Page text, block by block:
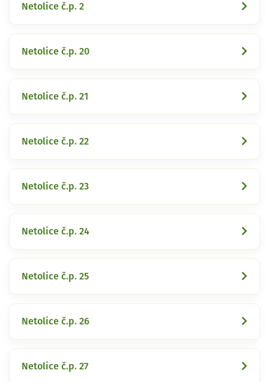
Netolice č.p. 2
Netolice č.p. 20
Netolice č.p. 21
Netolice č.p. 22
Netolice č.p. 23
Netolice č.p. 24
Netolice č.p. 25
Netolice č.p. 26
Netolice č.p. 27